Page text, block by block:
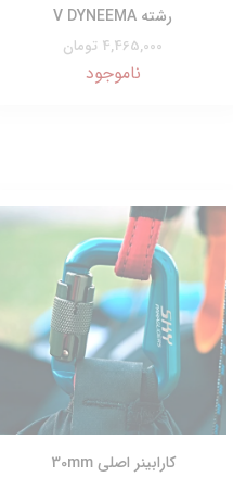
رشته V DYNEEMA
4,465,000 تومان
ناموجود
کارابینر اصلی 30mm